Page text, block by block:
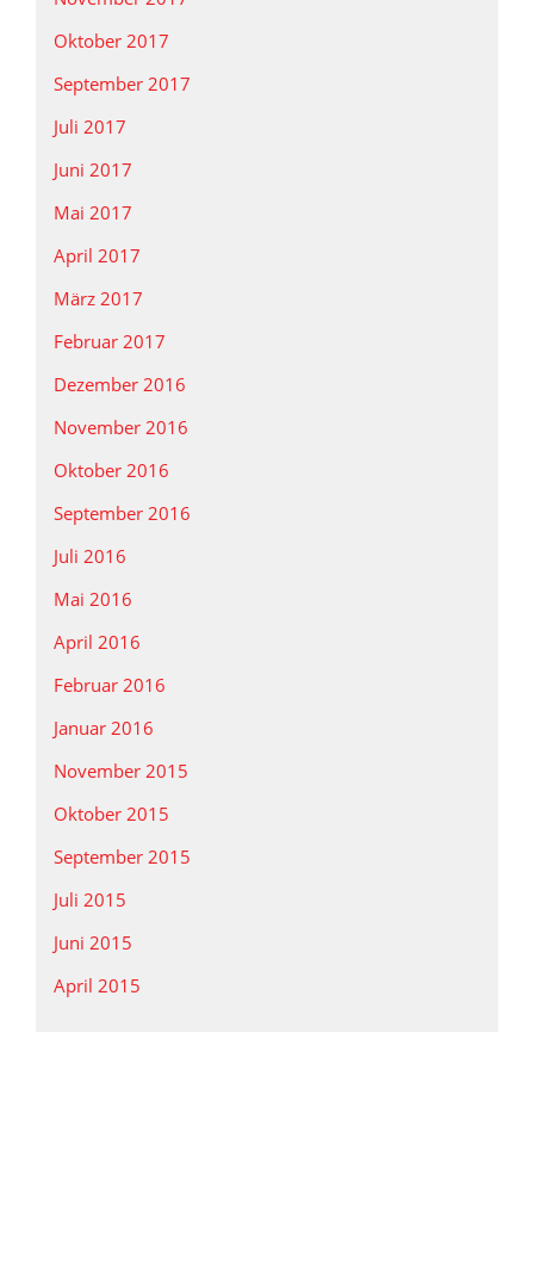
Oktober 2017
September 2017
Juli 2017
Juni 2017
Mai 2017
April 2017
März 2017
Februar 2017
Dezember 2016
November 2016
Oktober 2016
September 2016
Juli 2016
Mai 2016
April 2016
Februar 2016
Januar 2016
November 2015
Oktober 2015
September 2015
Juli 2015
Juni 2015
April 2015